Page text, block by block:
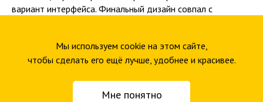
вариант интерфейса. Финальный дизайн совпал с
Мы используем cookie на этом сайте,
чтобы сделать его ещё лучше, удобнее и красивее.
Мне понятно